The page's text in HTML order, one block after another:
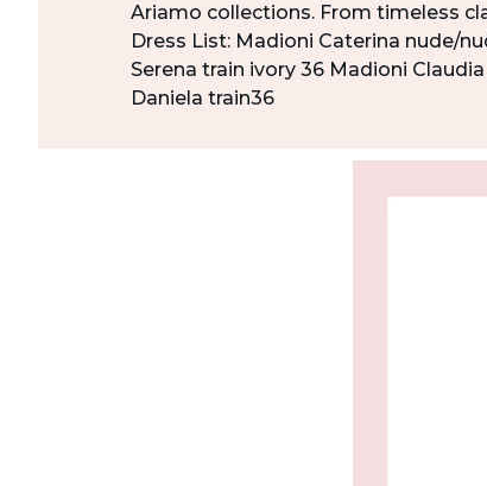
Ariamo collections. From timeless
Dress List: Madioni Caterina nude/
Serena train ivory 36 Madioni
Daniela train36